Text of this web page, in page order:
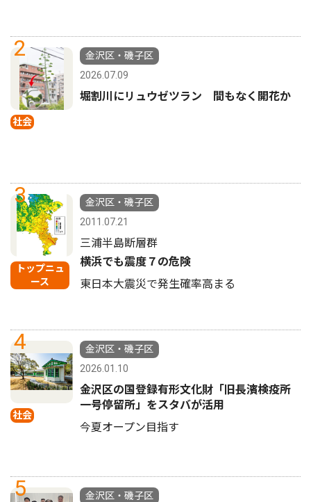
2
社会
金沢区・磯子区
2026.07.09
堀割川にリュウゼツラン 間もなく開花か
3
トップニュ
ース
金沢区・磯子区
2011.07.21
三浦半島断層群
横浜でも震度７の危険
東日本大震災で発生確率高まる
4
社会
金沢区・磯子区
2026.01.10
金沢区の国登録有形文化財「旧長濱検疫所
一号停留所」をスタバが活用
今夏オープン目指す
5
金沢区・磯子区